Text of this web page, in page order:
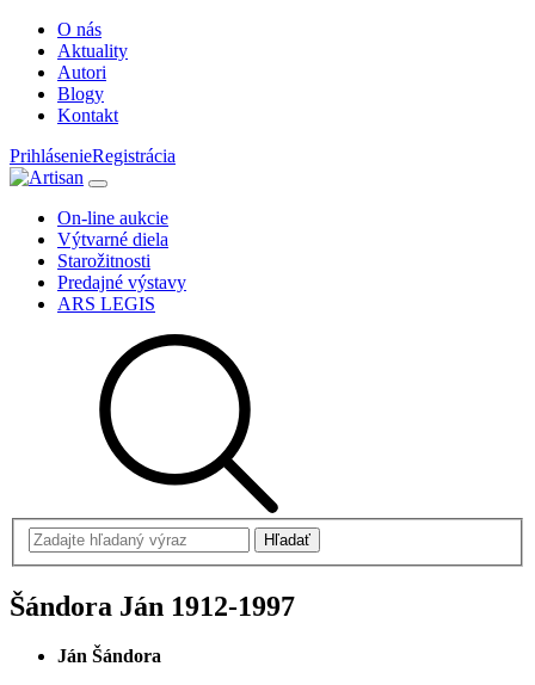
O nás
Aktuality
Autori
Blogy
Kontakt
PrihlásenieRegistrácia
On-line aukcie
Výtvarné diela
Starožitnosti
Predajné výstavy
ARS LEGIS
Šándora Ján 1912-1997
Ján Šándora